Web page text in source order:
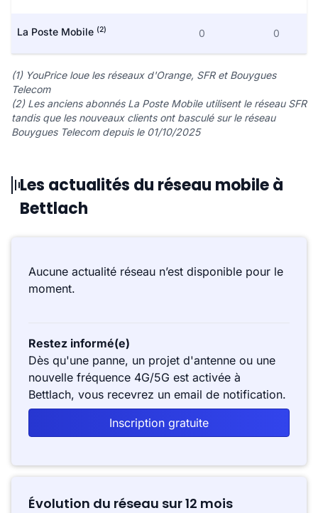
La Poste Mobile (2) 0 0
(1) YouPrice loue les réseaux d'Orange, SFR et Bouygues
Telecom
(2) Les anciens abonnés La Poste Mobile utilisent le réseau SFR
tandis que les nouveaux clients ont basculé sur le réseau
Bouygues Telecom depuis le 01/10/2025
Les actualités du réseau mobile à
Bettlach
Aucune actualité réseau n’est disponible pour le
moment.
Restez informé(e)
Dès qu'une panne, un projet d'antenne ou une
nouvelle fréquence 4G/5G est activée à
Bettlach, vous recevrez un email de notification.
Inscription gratuite
Évolution du réseau sur 12 mois